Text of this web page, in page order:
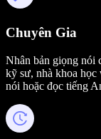
Chuyên Gia
Nhân bản giọng nói
kỹ sư, nhà khoa học
nói hoặc đọc tiếng